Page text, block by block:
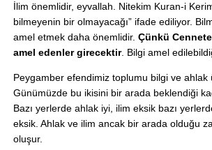
İlim önemlidir, eyvallah. Nitekim Kuran-i
bilmeyenin bir olmayacağı” ifade ediliyor.
amel etmek daha önemlidir. Çünkü
amel edenler girecektir. Bilgi amel
Peygamber efendimiz toplumu bilgi ve ahlak
Günümüzde bu ikisini bir arada beklendiği
Bazı yerlerde ahlak iyi, ilim eksik bazı
eksik. Ahlak ve ilim ancak bir arada olduğu
oluşur.